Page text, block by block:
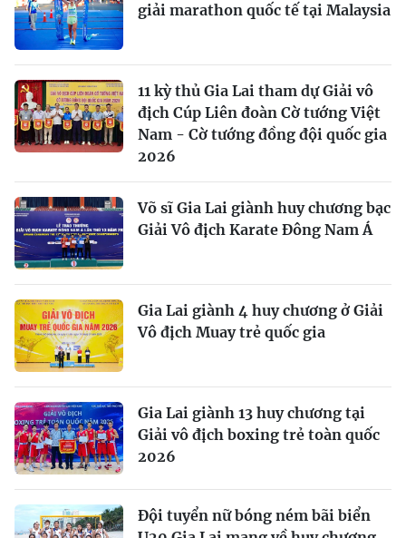
giải marathon quốc tế tại Malaysia
11 kỳ thủ Gia Lai tham dự Giải vô
địch Cúp Liên đoàn Cờ tướng Việt
Nam - Cờ tướng đồng đội quốc gia
2026
Võ sĩ Gia Lai giành huy chương bạc
Giải Vô địch Karate Đông Nam Á
Gia Lai giành 4 huy chương ở Giải
Vô địch Muay trẻ quốc gia
Gia Lai giành 13 huy chương tại
Giải vô địch boxing trẻ toàn quốc
2026
Đội tuyển nữ bóng ném bãi biển